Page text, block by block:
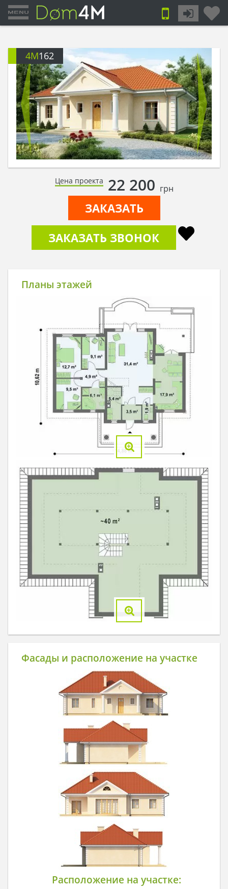
4M162
Цена проекта 22 200 грн
ЗАКАЗАТЬ
ЗАКАЗАТЬ ЗВОНОК
Планы этажей
Фасады и расположение на участке
Расположение на участке: